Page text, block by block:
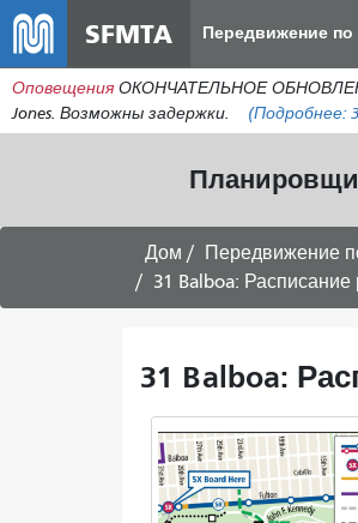
SFMTA Передвижение по
Оповещения ОКОНЧАТЕЛЬНОЕ
Jones. Возможны задержки.
(Подробнее:
Дом Передвижение
31 Balboa: Расписание
31 Balboa: